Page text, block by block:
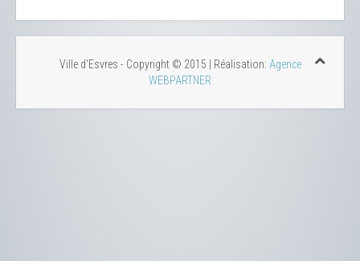
Ville d'Esvres - Copyright © 2015 | Réalisation: Agence
WEBPARTNER